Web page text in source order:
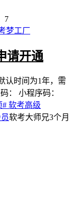
7
请开通
认时间为1年，需
： 小程序码：
# 软考高级
软考大师兄3个月